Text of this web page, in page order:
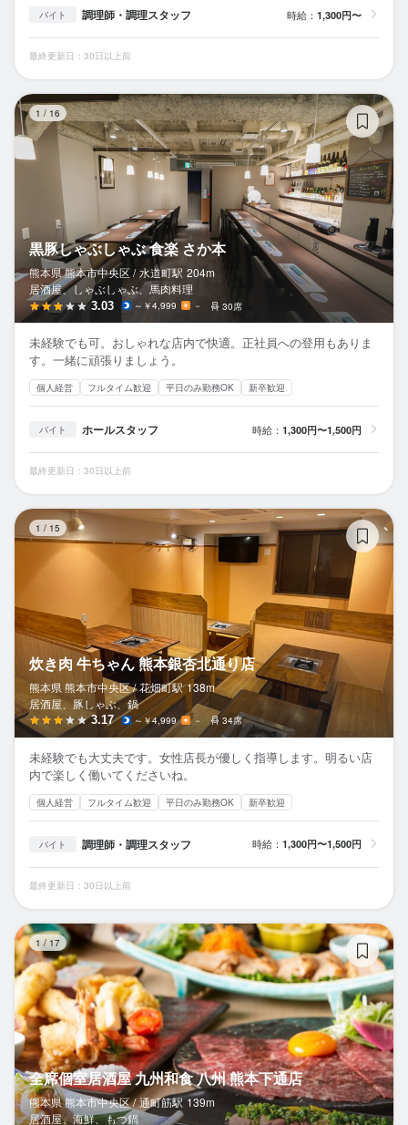
バイト 調理師・調理スタッフ 時給： 1,300円〜
最終更新日：30日以上前
1 / 16
黒豚しゃぶしゃぶ 食楽 さか本
熊本県 熊本市中央区 / 水道町駅 204m
居酒屋、しゃぶしゃぶ、馬肉料理
3.03 ～￥4,999 － 30席
未経験でも可。おしゃれな店内で快適。正社員への登用もありま
す。一緒に頑張りましょう。
個人経営 フルタイム歓迎 平日のみ勤務OK 新卒歓迎
バイト ホールスタッフ 時給： 1,300円〜1,500円
最終更新日：30日以上前
1 / 15
炊き肉 牛ちゃん 熊本銀杏北通り店
熊本県 熊本市中央区 / 花畑町駅 138m
居酒屋、豚しゃぶ、鍋
3.17 ～￥4,999 － 34席
未経験でも大丈夫です。女性店長が優しく指導します。明るい店
内で楽しく働いてくださいね。
個人経営 フルタイム歓迎 平日のみ勤務OK 新卒歓迎
バイト 調理師・調理スタッフ 時給： 1,300円〜1,500円
最終更新日：30日以上前
1 / 17
全席個室居酒屋 九州和食 八州 熊本下通店
熊本県 熊本市中央区 / 通町筋駅 139m
居酒屋、海鮮、もつ鍋